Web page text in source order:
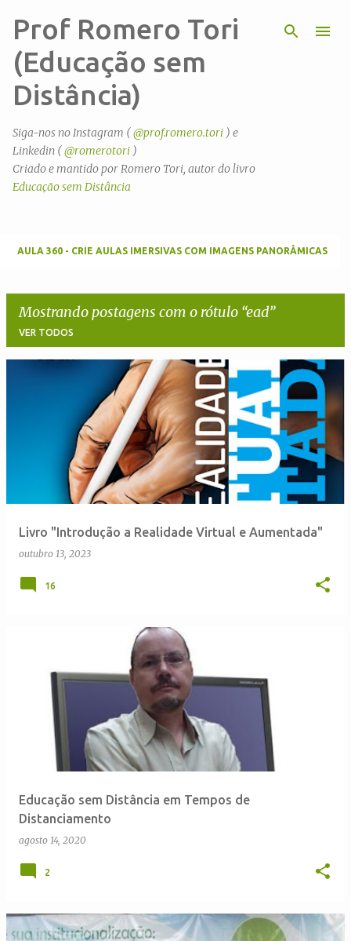
Pular para o conteúdo principal
Prof Romero Tori
(Educação sem
Distância)
Siga-nos no Instagram (@prof.romero.tori ) e
Linkedin (@romerotori )
Criado e mantido por Romero Tori, autor do livro
Educação sem Distância
AULA 360 - CRIE AULAS IMERSIVAS COM IMAGENS PANORÂMICAS
Mostrando postagens com o rótulo ead
VER TODOS
Livro "Introdução a Realidade Virtual e Aumentada"
outubro 13, 2023
16
Educação sem Distância em Tempos de
Distanciamento
agosto 14, 2020
2